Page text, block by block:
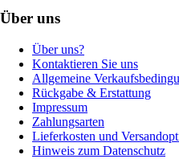
Über uns
Über uns?
Kontaktieren Sie uns
Allgemeine
Rückgabe & Erstattung
Impressum
Zahlungsarten
Lieferkosten und
Hinweis zum Datenschutz